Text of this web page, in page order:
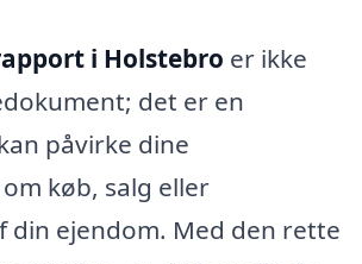
i Holstebro er ikke
det er en
påvirke dine
køb, salg eller
din ejendom. Med den rette